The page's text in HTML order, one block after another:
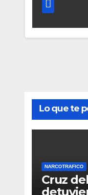
Lo que te
NARCOTRAFICO
Cruz